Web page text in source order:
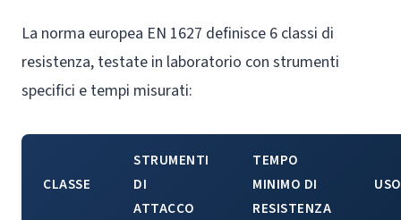
La norma europea EN 1627 definisce 6 classi di
resistenza, testate in laboratorio con strumenti
specifici e tempi misurati:
CLASSE
STRUMENTI
DI
ATTACCO
TEMPO
MINIMO DI
RESISTENZA